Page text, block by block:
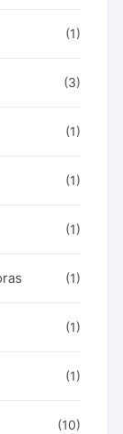
(1)
(3)
(1)
(1)
(1)
(1)
(1)
(1)
(10)